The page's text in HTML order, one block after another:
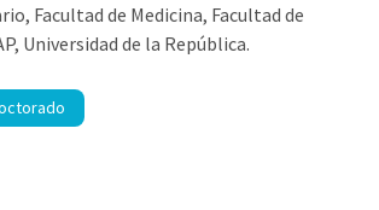
Facultad de Medicina, Facultad de
Universidad de la República.